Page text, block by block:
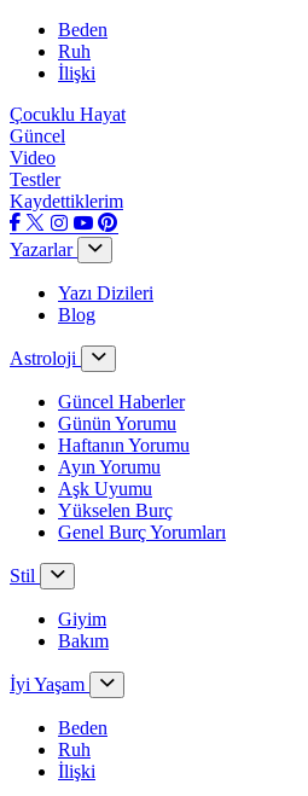
Beden
Ruh
İlişki
Çocuklu Hayat
Güncel
Video
Testler
Kaydettiklerim
Yazarlar
Yazı Dizileri
Blog
Astroloji
Güncel Haberler
Günün Yorumu
Haftanın Yorumu
Ayın Yorumu
Aşk Uyumu
Yükselen Burç
Genel Burç Yorumları
Stil
Giyim
Bakım
İyi Yaşam
Beden
Ruh
İlişki